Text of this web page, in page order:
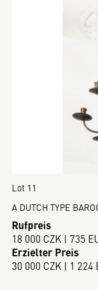
Lot 11
A DUTCH TYPE
Rufpreis
18 000 CZK | 735
Erzielter Preis
30 000 CZK | 1 224